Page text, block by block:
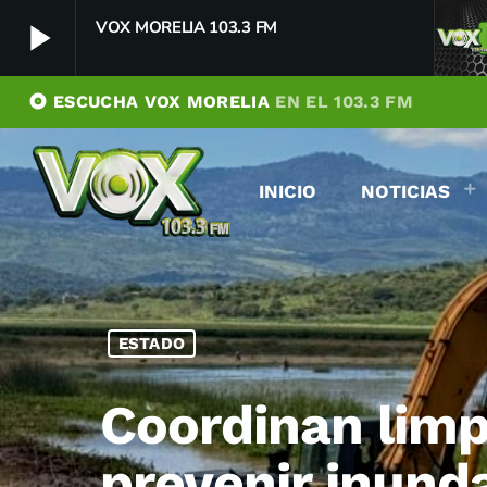
play_arrow VOX MORELIA 103.3 FM
play_arrow VOX MORELIA 103.3 FM
Player Debug
pushFeed = INITIALIZE1786004587004
[object Object]
newFeedReading = REITERATE - 1786004587006
newFeedReading = REITERATE - 1786004587117
album ESCUCHA VOX MORELIA EN EL 103.3 FM
INICIO NOTICIAS
ESTADO
Coordinan